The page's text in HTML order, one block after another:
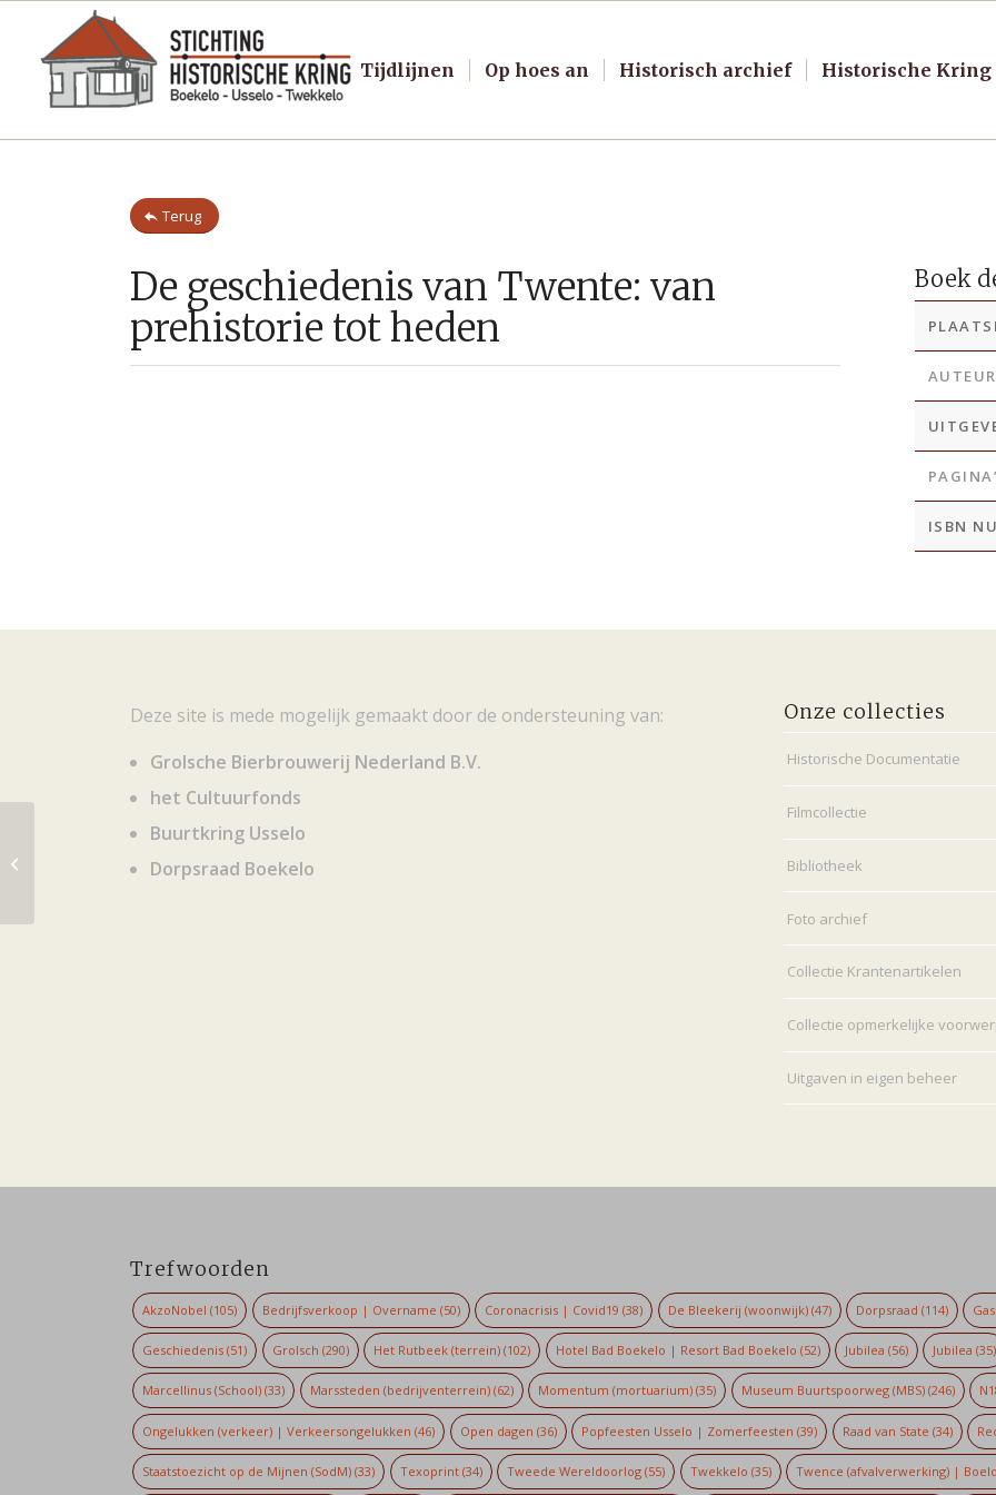
Tijdlijnen Op hoes an Historisch archief Historische Kring
Terug
De geschiedenis van Twente: van
prehistorie tot heden
Boek
AUTEUR
ISBN
Deze site is mede mogelijk gemaakt door de ondersteuning van:
Grolsche Bierbrouwerij Nederland B.V.
het Cultuurfonds
Buurtkring Usselo
Dorpsraad Boekelo
Onze collecties
Historische Documentatie
Filmcollectie
Bibliotheek
Foto archief
Collectie Krantenartikelen
Collectie opmerkelijke
Uitgaven in eigen beheer
Trefwoorden
AkzoNobel (105) Bedrijfsverkoop | Overname (50) Coronacrisis | Covid19 (38) De Bleekerij (woonwijk)(47) Dorpsraad (114)
Geschiedenis (51) Grolsch (290) Het Rutbeek (terrein) (102) Hotel Bad Boekelo | Resort Bad Boekelo (52) Jubilea (56) Jubilea (35)
Marcellinus (School) (33) Marssteden (bedrijventerrein)(62) Momentum (mortuarium) (35) Museum Buurtspoorweg (MBS)(246)
Ongelukken (verkeer) | Verkeersongelukken (46) Open dagen (36) Popfeesten Usselo | Zomerfeesten (39) Raad van State (34)
Staatstoezicht op de Mijnen (SodM) (33) Texoprint(34) Tweede Wereldoorlog (55) Twekkelo (35) Twence (afvalverwerking) |
Twente toen en nu 10: textiel, textiel
en nog eens textiel